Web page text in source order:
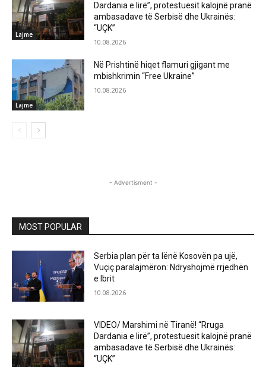
Lajme
Dardania e lirë”, protestuesit kalojnë pranë
ambasadave të Serbisë dhe Ukrainës:
“UÇK”
10.08.2026
Lajme
Në Prishtinë hiqet flamuri gjigant me
mbishkrimin “Free Ukraine”
10.08.2026
- Advertisment -
MOST POPULAR
Serbia plan për ta lënë Kosovën pa ujë,
Vuçiç paralajmëron: Ndryshojmë rrjedhën
e Ibrit
10.08.2026
VIDEO/ Marshimi në Tiranë! “Rruga
Dardania e lirë”, protestuesit kalojnë pranë
ambasadave të Serbisë dhe Ukrainës:
“UÇK”